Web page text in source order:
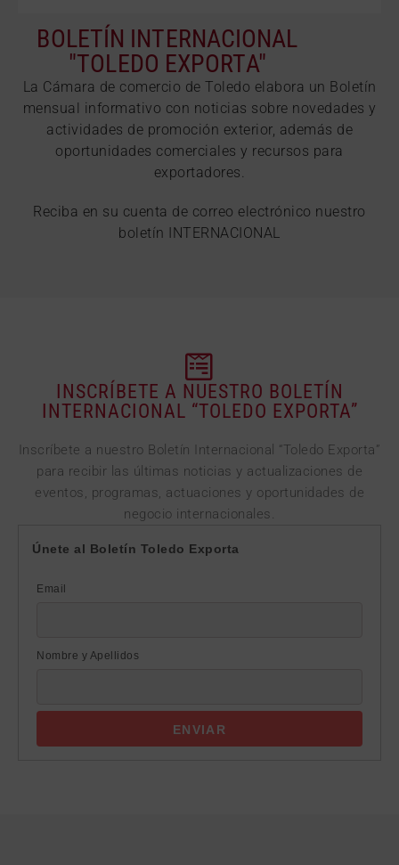
BOLETÍN INTERNACIONAL
"TOLEDO EXPORTA"
La Cámara de comercio de Toledo elabora un Boletín
mensual informativo con noticias sobre novedades y
actividades de promoción exterior, además de
oportunidades comerciales y recursos para
exportadores.
Reciba en su cuenta de correo electrónico nuestro
boletín INTERNACIONAL
INSCRÍBETE A NUESTRO BOLETÍN
INTERNACIONAL “TOLEDO EXPORTA”
Inscríbete a nuestro Boletín Internacional “Toledo Exporta”
para recibir las últimas noticias y actualizaciones de
eventos, programas, actuaciones y oportunidades de
negocio internacionales.
Únete al Boletín Toledo Exporta
Email
Nombre y Apellidos